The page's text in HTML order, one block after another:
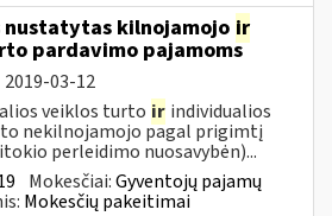
nustatytas kilnojamojo ir
pardavimo pajamoms
2019-03-12
veiklos turto ir individualios
nekilnojamojo pagal prigimtį
perleidimo nuosavybėn)...
Mokesčiai:Gyventojų pajamų
Mokesčių pakeitimai